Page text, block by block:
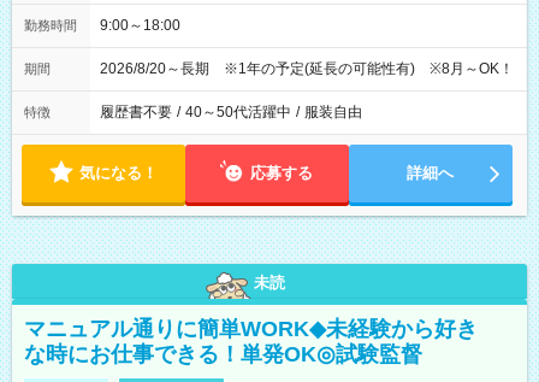
勤務時間 9:00～18:00
期間 2026/8/20～長期 ※1年の予定(延長の可能性有) ※8月～OK！
特徴 履歴書不要 / 40～50代活躍中 / 服装自由
気になる！ 応募する 詳細へ
未読
マニュアル通りに簡単WORK◆未経験から好き
な時にお仕事できる！単発OK◎試験監督